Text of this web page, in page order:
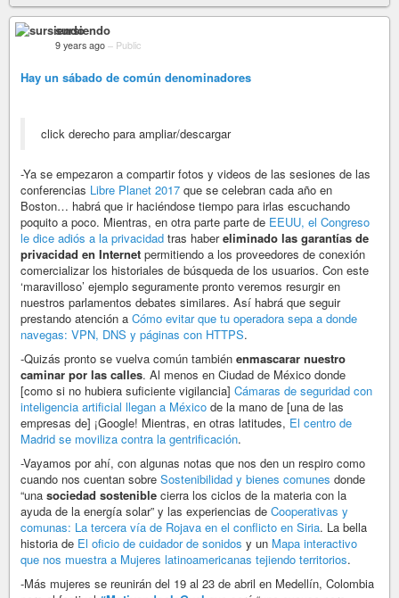
sursiendo
9 years ago – Public
Hay un sábado de común denominadores
click derecho para ampliar/descargar
-Ya se empezaron a compartir fotos y videos de las sesiones de las
conferencias Libre Planet 2017 que se celebran cada año en
Boston… habrá que ir haciéndose tiempo para irlas escuchando
poquito a poco. Mientras, en otra parte parte de EEUU, el Congreso
le dice adiós a la privacidad tras habereliminado las garantías de
privacidad en Internet permitiendo a los proveedores de conexión
comercializar los historiales de búsqueda de los usuarios. Con este
‘maravilloso’ ejemplo seguramente pronto veremos resurgir en
nuestros parlamentos debates similares. Así habrá que seguir
prestando atención a Cómo evitar que tu operadora sepa a donde
navegas: VPN, DNS y páginas con HTTPS.
-Quizás pronto se vuelva común también enmascarar nuestro
caminar por las calles. Al menos en Ciudad de México donde
[como si no hubiera suficiente vigilancia] Cámaras de seguridad con
inteligencia artificial llegan a México de la mano de [una de las
empresas de] ¡Google! Mientras, en otras latitudes, El centro de
Madrid se moviliza contra la gentrificación.
-Vayamos por ahí, con algunas notas que nos den un respiro como
cuando nos cuentan sobre Sostenibilidad y bienes comunes donde
“una sociedad sostenible cierra los ciclos de la materia con la
ayuda de la energía solar” y las experiencias de Cooperativas y
comunas: La tercera vía de Rojava en el conflicto en Siria. La bella
historia de El oficio de cuidador de sonidos y un Mapa interactivo
que nos muestra a Mujeres latinoamericanas tejiendo territorios.
-Más mujeres se reunirán del 19 al 23 de abril en Medellín, Colombia